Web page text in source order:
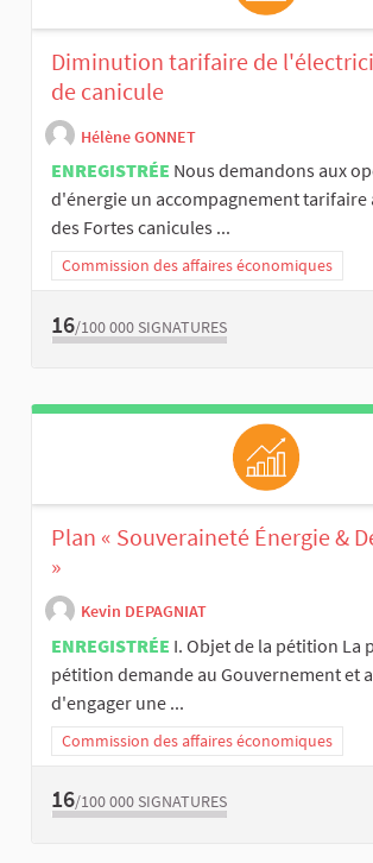
Diminution tarifaire de
de canicule
Hélène GONNET
ENREGISTRÉE Nous demandons aux
d'énergie un accompagnement tarifaire
des Fortes canicules ...
Commission des affaires économiques
16/100 000 SIGNATURES
Plan « Souveraineté Énergie &
»
Kevin DEPAGNIAT
ENREGISTRÉE I. Objet de la pétition La
pétition demande au Gouvernement et
d'engager une ...
Commission des affaires économiques
16/100 000 SIGNATURES